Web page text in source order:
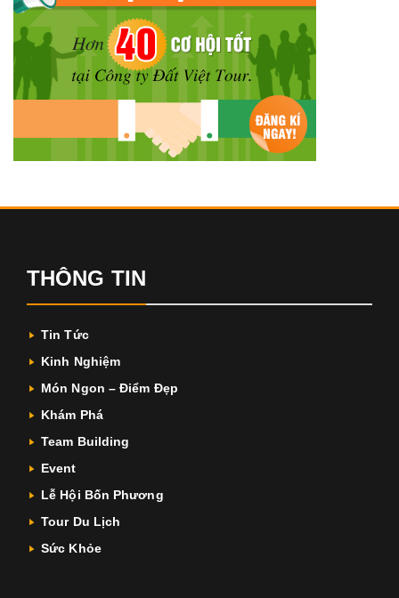
THÔNG TIN
Tin Tức
Kinh Nghiệm
Món Ngon – Điểm Đẹp
Khám Phá
Team Building
Event
Lễ Hội Bốn Phương
Tour Du Lịch
Sức Khỏe